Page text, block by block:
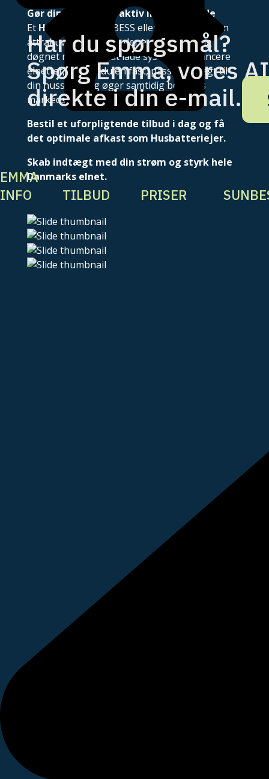
EMMA
INFO
TILBUD PRISER
Har du spørgsmål?
Spørg Emma, vores
direkte i din e-mail.
Gør din bolig til en aktiv indtægtskilde
Et Husbatteri
fra IBESS eller SUNBESS er en
attraktiv investering, der arbejder for dig
døgnet rundt. Ved at lade systemet balancere
elnettet, skaber du en fast, passiv indtægt til
din husstand og øger samtidig boligens
markedsværdi markant.
Bestil et uforpligtende tilbud i dag og få
det optimale afkast som Husbatteriejer.
Skab indtægt med din strøm og styrk hele
Danmarks elnet.